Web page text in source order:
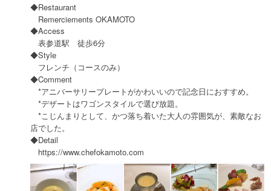
◆Restaurant
Remerciements OKAMOTO
◆Access
表参道駅 徒歩6分
◆Style
フレンチ（コースのみ）
◆Comment
*アニバーサリープレートがかわいいので記念日におすすめ。
*デザートはワゴンスタイルで選び放題。
*こじんまりとして、かつ落ち着いた大人の雰囲気が、素敵なお
店でした。
◆Detail
https://www.chefokamoto.com